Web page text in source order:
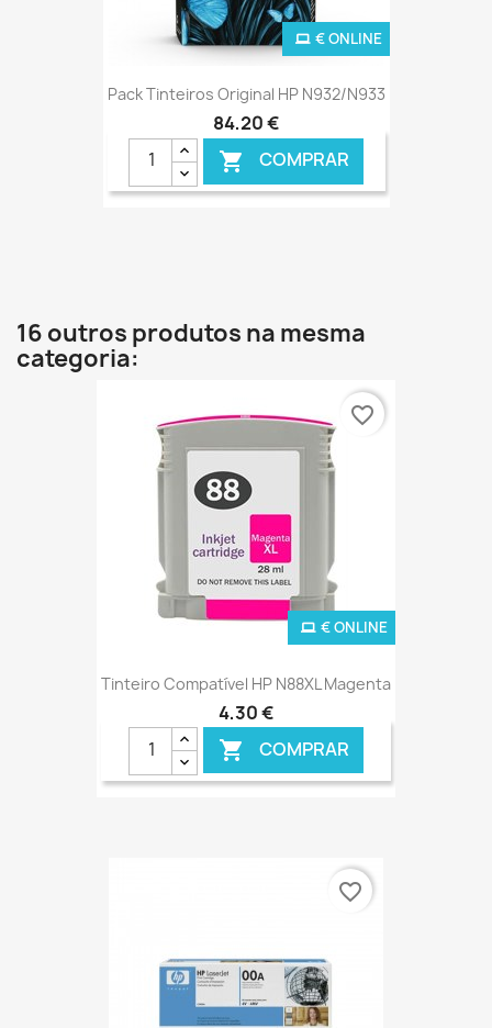
Pack Tinteiros Original HP N932/N933
84,20 €
 COMPRAR
€ ONLINE
16 outros produtos na mesma
categoria:
Tinteiro Compatível HP N88XL Magenta
4,30 €
 COMPRAR
€ ONLINE
favorite_border
favorite_border